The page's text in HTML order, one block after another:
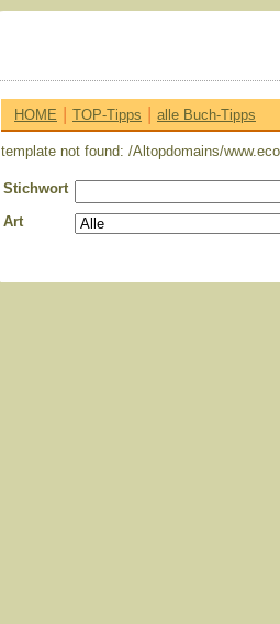
HOME | TOP-Tipps | alle Buch-Tipps
template not found: /Altopdomains/
Stichwort
Art